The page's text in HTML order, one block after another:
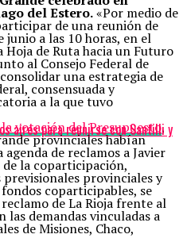
del Estero.«Por medio de
de una reunión de
a las 10 horas, en el
de Ruta hacia un Futuro
al Consejo Federal de
una estrategia de
consensuada y
a la que tuvo
votación del Presupuesto,
provinciales habían
de reclamos a Javier
la coparticipación,
provinciales y
coparticipables, se
de La Rioja frente al
las demandas vinculadas a
de Misiones, Chaco,
aires para reunirse con Santilli y